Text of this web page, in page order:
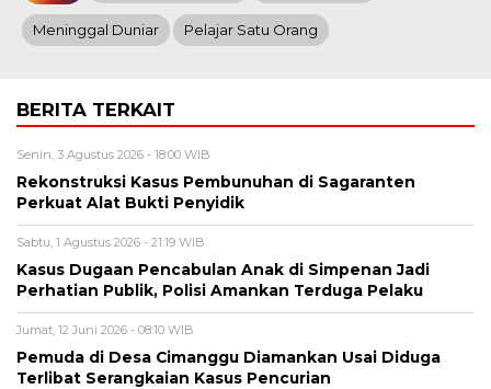
Meninggal Duniar Pelajar Satu Orang
BERITA TERKAIT
Senin, 3 Agustus 2026 - 18:00 WIB
Rekonstruksi Kasus Pembunuhan di Sagaranten
Perkuat Alat Bukti Penyidik
Sabtu, 1 Agustus 2026 - 21:19 WIB
Kasus Dugaan Pencabulan Anak di Simpenan Jadi
Perhatian Publik, Polisi Amankan Terduga Pelaku
Jumat, 12 Juni 2026 - 08:10 WIB
Pemuda di Desa Cimanggu Diamankan Usai Diduga
Terlibat Serangkaian Kasus Pencurian